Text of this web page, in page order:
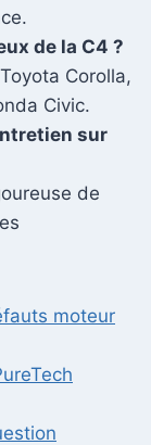
de la C4 ?
Corolla,
Civic.
sur
de
moteur